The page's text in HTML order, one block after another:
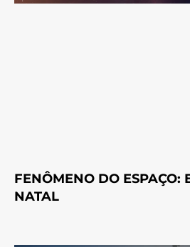
FENÔMENO DO ESPAÇO:
NATAL